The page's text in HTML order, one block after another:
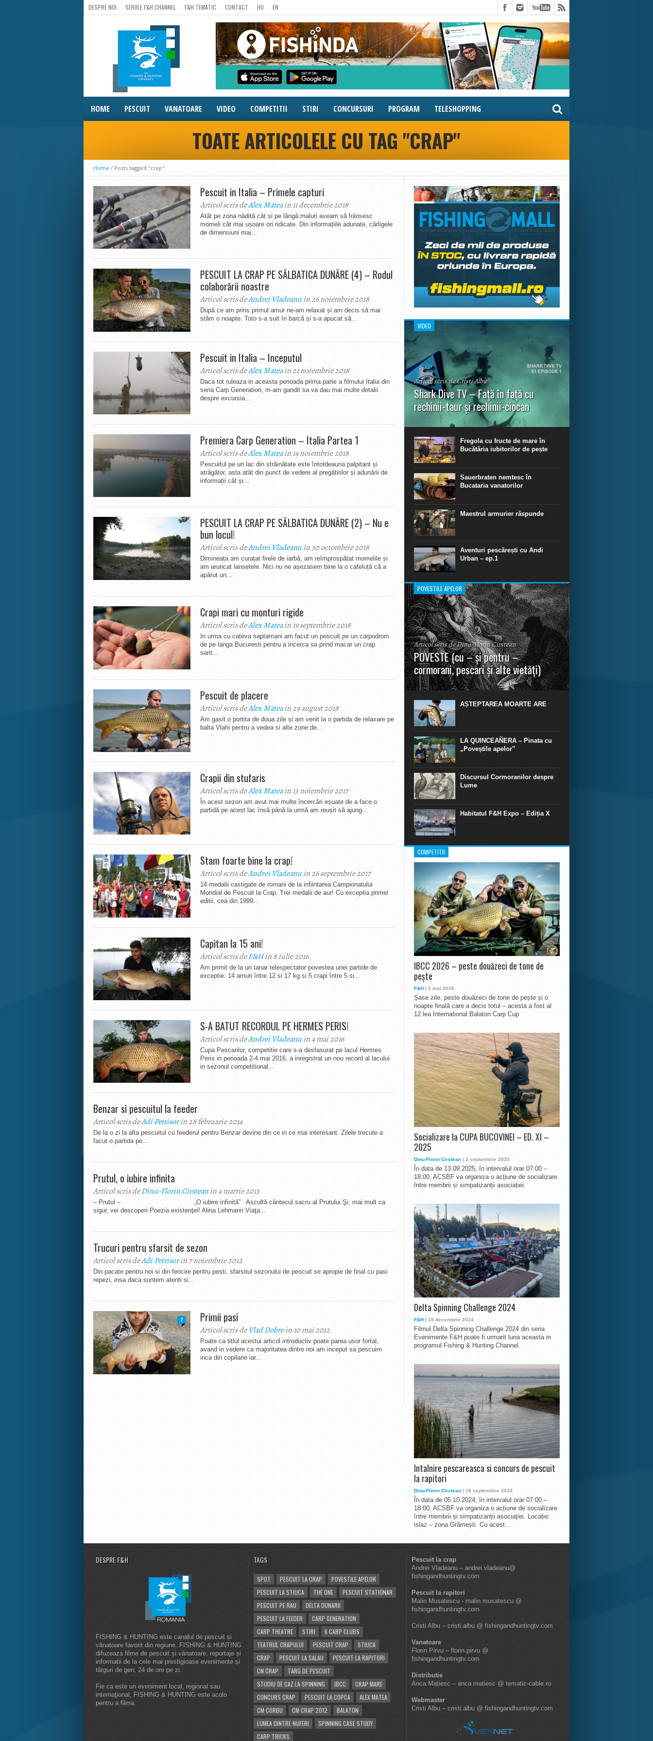
DESPRE NOI SERIILE F&H CHANNEL F&H TEMATIC CONTACT HU EN
HOME PESCUIT VANATOARE VIDEO COMPETITII STIRI CONCURSURI PROGRAM TELESHOPPING
TOATE ARTICOLELE CU TAG "CRAP"
Home / Posts tagged "crap"
Pescuit in Italia – Primele capturi
Articol scris deAlex Mateain 11 decembrie 2018
Atât pe zona nădită cât și pe lângă maluri aveam să folosesc
momeli cât mai ușoare ori ridicate. Din informațiile adunate, cârligele
de dimensiuni mai...
PESCUIT LA CRAP PE SĂLBATICA DUNĂRE (4) – Rodul
colaborării noastre
Articol scris deAndrei Vladeanuin 26 noiembrie 2018
După ce am prins primul amur ne-am relaxat și am decis să mai
stăm o noapte. Toto s-a suit în barcă și s-a apucat să...
Pescuit in Italia – Inceputul
Articol scris deAlex Mateain 21 noiembrie 2018
Daca tot ruleaza in aceasta perioada prima parte a filmului Italia din
seria Carp Generation, m-am gandit sa va dau mai multe detalii
despre excursia...
Premiera Carp Generation – Italia Partea 1
Articol scris deAlex Mateain 14 noiembrie 2018
Pescuitul pe un lac din străinătate este întotdeauna palpitant și
atrăgător, asta atât din punct de vedere al pregătirilor și adunării de
informații cât și...
PESCUIT LA CRAP PE SĂLBATICA DUNĂRE (2) – Nu e
bun locul!
Articol scris deAndrei Vladeanuin 30 octombrie 2018
Dimineața am curațat firele de iarbă, am reîmprospătat momelile și
am aruncat lansetele. Nici nu ne așezasem bine la o cafeluță că a
apărut un...
Crapi mari cu monturi rigide
Articol scris deAlex Mateain 19 septembrie 2018
In urma cu cateva saptamani am facut un pescuit pe un carpodrom
de pe langa Bucuresti pentru a incerca sa prind macar un crap
sarit...
Pescuit de placere
Articol scris deAlex Mateain 29 august 2018
Am gasit o portita de doua zile si am venit la o partida de relaxare pe
balta Vlahi pentru a vedea si alte zone de...
Crapii din stufaris
Articol scris deAlex Mateain 13 noiembrie 2017
În acest sezon am avut mai multe încercări eșuate de a face o
partidă pe acest lac însă până la urmă am reușit să ajung...
Stam foarte bine la crap!
Articol scris deAndrei Vladeanuin 26 septembrie 2017
14 medalii castigate de romani de la infiintarea Campionatului
Mondial de Pescuit la Crap. Trei medalii de aur! Cu exceptia primei
editii, cea din 1999...
Capitan la 15 ani!
Articol scris deF&Hin 8 iulie 2016
Am primit de la un tanar telespectator povestea unei partide de
exceptie: 14 amuri între 12 si 17 kg si 5 crapi între 5 si...
S-A BATUT RECORDUL PE HERMES PERIS!
Articol scris deAndrei Vladeanuin 4 mai 2016
Cupa Pescarilor, competitie care s-a desfasurat pe lacul Hermes
Peris in perioada 2-4 mai 2016, a inregistrat un nou record al lacului
in sezonul competitional...
Benzar si pescuitul la feeder
Articol scris deAdi Petrisorin 28 februarie 2014
De la o zi la alta pescuitul cu feederul pentru Benzar devine din ce in ce mai interesant. Zilele trecute a
facut o partida pe...
Prutul, o iubire infinita
Articol scris deDinu-Florin Cirsteanin 4 martie 2013
– Prutul – „O iubire infinită” Ascultă cântecul sacru al Prutului Şi, mai mult ca
sigur, vei descoperi Poezia existenţei! Alina Lehmann Viaţa...
Trucuri pentru sfarsit de sezon
Articol scris deAdi Petrisorin 7 noiembrie 2012
Din pacate pentru noi si din fericire pentru pesti, sfarsitul sezonului de pescuit se apropie de final cu pasi
repezi, insa daca suntem atenti si...
7 Primii pasi
Articol scris deVlad Dobrein 10 mai 2012
Poate ca titlul acestui articol introductiv poate parea usor fortat,
avand in vedere ca majoritatea dintre noi am inceput sa pescuim
inca din copilarie iar...
VIDEO
Articol scris de Cristi Albu
Shark Dive TV – Față în față cu
rechinii-taur și rechinii-ciocan
În primul episod din Shark Dive TV, telespectatorii
extraordinare de scufundare cu rechini.
Fregola cu fructe de mare în
Bucătăria iubitorilor de pește
Sauerbraten nemtesc în
Bucataria vanatorilor
Maestrul armurier răspunde
Aventuri pescărești cu Andi
Urban – ep.1
POVESTILE APELOR
Articol scris de Dinu-Florin Cirstean
POVESTE (cu – și pentru –
cormorani, pescari și alte vietăți)
”La urma urmei, cred că legendele și miturile sunt
în mare parte făcute din „adevăr”.“ R. R. Tolkien.
AȘTEPTAREA MOARTE ARE
LA QUINCEAÑERA – Pinata cu
„Poveștile apelor‟
Discursul Cormoranilor despre
Lume
Habitatul F&H Expo – Ediția X
COMPETITII
IBCC 2026 – peste douăzeci de tone de
pește
F&H | 5 mai 2026
Șase zile, peste douăzeci de tone de pește și o
noapte finală care a decis totul – acesta a fost al
12 lea International Balaton Carp Cup
Socializare la CUPA BUCOVINEI – ED. XI –
2025
Dinu-Florin Cirstean | 2 septembrie 2025
În data de 13.09.2025, în intervalul orar 07:00 –
18:00, ACSBF va organiza o acțiune de socializare
între membrii și simpatizanții asociației.
Delta Spinning Challenge 2024
F&H | 19 decembrie 2024
Filmul Delta Spinning Challenge 2024 din seria
Evenimente F&H poate fi urmarit luna aceasta in
programul Fishing & Hunting Channel.
Intalnire pescareasca si concurs de pescuit
la rapitori
Dinu-Florin Cirstean | 18 septembrie 2024
În data de 05.10.2024, în intervalul orar 07:00 –
18:00, ACSBF va organiza o acțiune de socializare
între membrii și simpatizanții asociației. Locație:
islaz – zona Grămești. Cu acest...
DESPRE F&H
FISHING & HUNTING este canalul de pescuit și
vânatoare favorit din regiune. FISHING & HUNTING
difuzeaza filme de pescuit și vânatoare, reportaje și
informatii de la cele mai prestigioase evenimente și
târguri de gen, 24 de ore pe zi.
Fie ca este un eveniment local, regional sau
internaţional, FISHING & HUNTING este acolo
pentru a filma.
TAGS
SPOT PESCUIT LA CRAP
POVESTILE APELOR
PESCUIT LA STIUCA
THE ONE
PESCUIT STATIONAR
PESCUIT PE RAU
DELTA DUNARII
PESCUIT LA FEEDER
CARP GENERATION
CARP THEATRE
STIRI
6 CARP CLUBS
TEATRUL CRAPULUI
PESCUIT CRAP
STIUCA
CRAP
PESCUIT LA SALAU
PESCUIT LA RAPITORI
CN CRAP
TARG DE PESCUIT
STUDIU DE CAZ LA SPINNING
IBCC
CRAP MARE
CONCURS CRAP
PESCUIT LA COPCA
ALEX MATEA
CM CORBU
CM CRAP 2012
BALATON
LUMEA DINTRE NUFERI
SPINNING CASE STUDY
CARP TRICKS
Pescuit la crap
Andrei Vladeanu – andrei.vladeanu@
fishingandhuntingtv.com
Pescuit la rapitori
Malin Musatescu - malin.musatescu @
fishingandhuntingtv.com
Cristi Albu – cristi.albu @ fishingandhuntingtv.com
Vanatoare
Florin Pirvu – florin.pirvu @
fishingandhuntingtv.com
Distributie
Anca Matiesc – anca.matiesc @ tematic-cable.ro
Webmaster
Cristi Albu – cristi.albu @ fishingandhuntingtv.com